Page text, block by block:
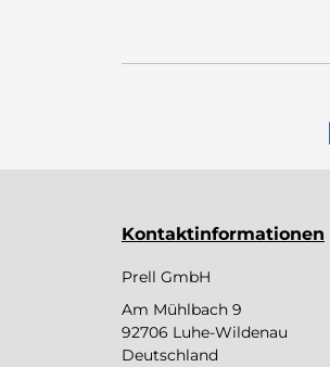
Kontaktinformationen
Prell GmbH
Am Mühlbach 9
92706 Luhe-Wildenau
Deutschland